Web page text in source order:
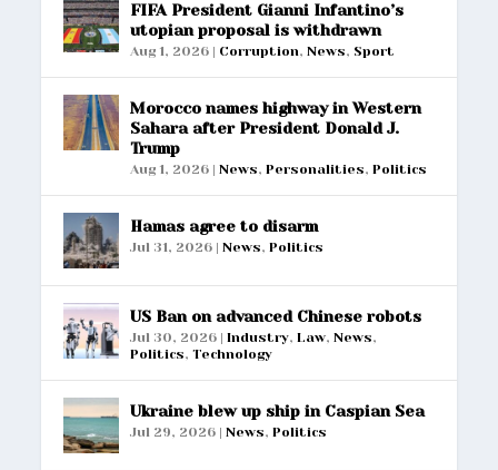
FIFA President Gianni Infantino’s
utopian proposal is withdrawn
Aug 1, 2026 | Corruption,News, Sport
Morocco names highway in Western
Sahara after President Donald J.
Trump
Aug 1, 2026 |News,Personalities,Politics
Hamas agree to disarm
Jul 31, 2026 |News,Politics
US Ban on advanced Chinese robots
Jul 30, 2026 |Industry,Law,News,
Politics,Technology
Ukraine blew up ship in Caspian Sea
Jul 29, 2026 |News,Politics